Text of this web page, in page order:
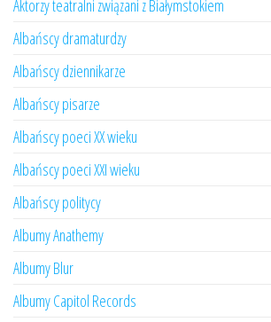
Aktorzy teatralni związani z Białymstokiem
Albańscy dramaturdzy
Albańscy dziennikarze
Albańscy pisarze
Albańscy poeci XX wieku
Albańscy poeci XXI wieku
Albańscy politycy
Albumy Anathemy
Albumy Blur
Albumy Capitol Records